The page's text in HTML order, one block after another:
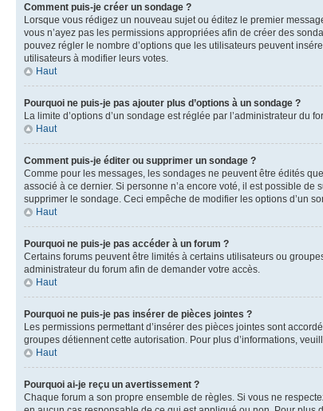
Comment puis-je créer un sondage ?
Lorsque vous rédigez un nouveau sujet ou éditez le premier
vous n’ayez pas les permissions appropriées afin de créer des
pouvez régler le nombre d’options que les utilisateurs peuvent
utilisateurs à modifier leurs votes.
Haut
Pourquoi ne puis-je pas ajouter plus d’options à un sondage ?
La limite d’options d’un sondage est réglée par l’administrateur du
Haut
Comment puis-je éditer ou supprimer un sondage ?
Comme pour les messages, les sondages ne peuvent être édités
associé à ce dernier. Si personne n’a encore voté, il est possible
supprimer le sondage. Ceci empêche de modifier les options d’un
Haut
Pourquoi ne puis-je pas accéder à un forum ?
Certains forums peuvent être limités à certains utilisateurs ou
administrateur du forum afin de demander votre accès.
Haut
Pourquoi ne puis-je pas insérer de pièces jointes ?
Les permissions permettant d’insérer des pièces jointes sont
groupes détiennent cette autorisation. Pour plus d’informations,
Haut
Pourquoi ai-je reçu un avertissement ?
Chaque forum a son propre ensemble de règles. Si vous ne